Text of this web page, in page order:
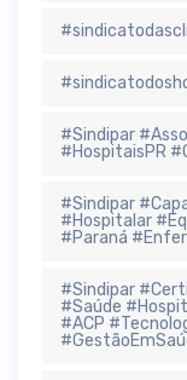
#Sindipar
#HospitaisPR
#Sindipar
#Hospitalar
#Paraná
#Sindipar
#Saúde
#ACP